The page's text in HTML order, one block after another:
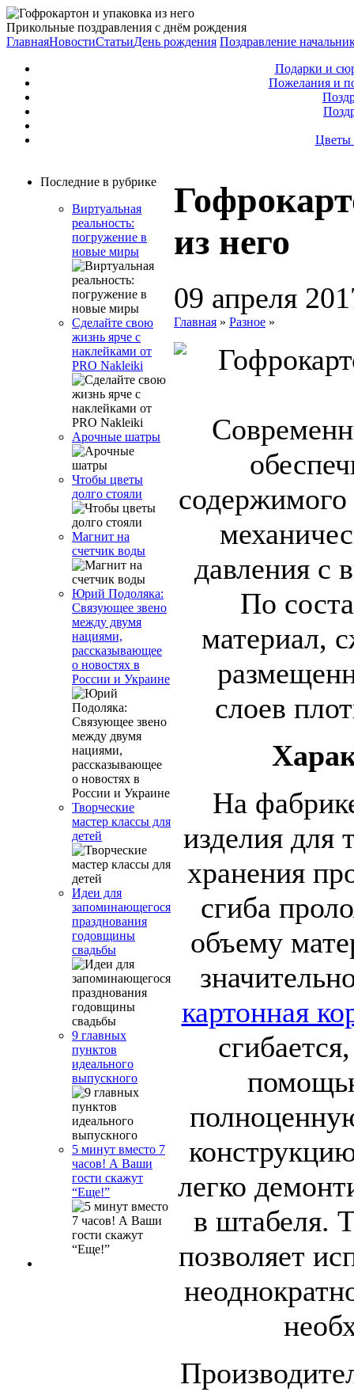
Прикольные поздравления с днём рождения
ГлавнаяНовостиСтатьиДень рождения Поздравление
Подарки и
Пожелания и
Цветы
Последние в рубрике
Виртуальная
реальность:
погружение в
новые миры
Сделайте свою
жизнь ярче с
наклейками от
PRO Nakleiki
Арочные шатры
Чтобы цветы
долго стояли
Магнит на
счетчик воды
Юрий Подоляка:
Связующее звено
между двумя
нациями,
рассказывающее
о новостях в
России и Украине
Творческие
мастер классы для
детей
Идеи для
запоминающегося
празднования
годовщины
свадьбы
9 главных
пунктов
идеального
выпускного
5 минут вместо 7
часов! А Ваши
гости скажут
“Еще!”
из него
09 апреля
Главная » Разное »
содержимого
давления с
По
материал,
слоев
На
изделия для
хранения
сгиба
объему
картонная
легко
в штабеля.
позволяет